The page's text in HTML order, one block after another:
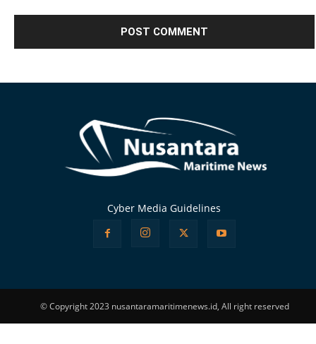
Cyber Media Guidelines
© Copyright 2023 nusantaramaritimenews.id, All right reserved